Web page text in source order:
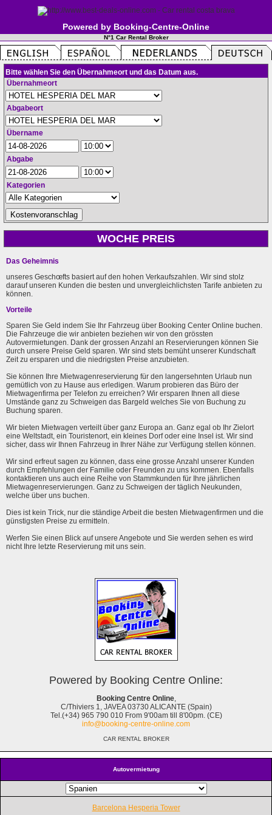
Powered by Booking-Centre-Online
N°1 Car Rental Broker
Autovermietung
Barcelona Hesperia Tower
Bitte wählen Sie den Übernahmeort und das Datum aus.
Übernahmeort
Abgabeort
Übername
Abgabe
Kategorien
WOCHE PREIS
Das Geheimnis
unseres Geschœfts basiert auf den hohen Verkaufszahlen. Wir sind stolz
darauf unseren Kunden die besten und unvergleichlichsten Tarife anbieten zu
können.
Vorteile
Sparen Sie Geld indem Sie Ihr Fahrzeug über Booking Center Online buchen.
Die Fahrzeuge die wir anbieten beziehen wir von den grössten
Autovermietungen. Dank der grossen Anzahl an Reservierungen können Sie
durch unsere Preise Geld sparen. Wir sind stets bemüht unserer Kundschaft
Zeit zu ersparen und die niedrigsten Preise anzubieten.
Sie können Ihre Mietwagenreservierung für den langersehnten Urlaub nun
gemütlich von zu Hause aus erledigen. Warum probieren das Büro der
Mietwagenfirma per Telefon zu erreichen? Wir ersparen Ihnen all diese
Umstände ganz zu Schweigen das Bargeld welches Sie von Buchung zu
Buchung sparen.
Wir bieten Mietwagen verteilt über ganz Europa an. Ganz egal ob Ihr Zielort
eine Weltstadt, ein Touristenort, ein kleines Dorf oder eine Insel ist. Wir sind
sicher, dass wir Ihnen Fahrzeug in Ihrer Nähe zur Verfügung stellen können.
Wir sind erfreut sagen zu können, dass eine grosse Anzahl unserer Kunden
durch Empfehlungen der Familie oder Freunden zu uns kommen. Ebenfalls
kontaktieren uns auch eine Reihe von Stammkunden für Ihre jährlichen
Mietwagenreservierungen. Ganz zu Schweigen der täglich Neukunden,
welche über uns buchen.
Dies ist kein Trick, nur die ständige Arbeit die besten Mietwagenfirmen und die
günstigsten Preise zu ermitteln.
Werfen Sie einen Blick auf unsere Angebote und Sie werden sehen es wird
nicht Ihre letzte Reservierung mit uns sein.
Powered by Booking Centre Online:
Booking Centre Online,
C/Thiviers 1, JAVEA 03730 ALICANTE (Spain)
Tel.(+34) 965 790 010 From 9'00am till 8'00pm. (CE)
info@booking-centre-online.com
CAR RENTAL BROKER